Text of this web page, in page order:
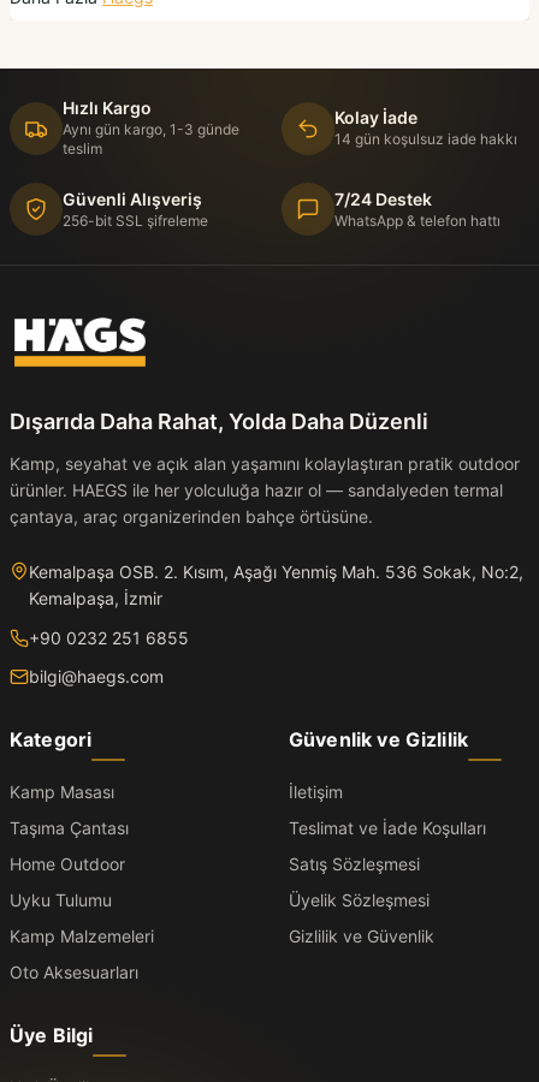
Hızlı Kargo
Aynı gün kargo, 1-3 günde
teslim
Kolay İade
14 gün koşulsuz iade hakkı
Güvenli Alışveriş
256-bit SSL şifreleme
7/24 Destek
WhatsApp & telefon hattı
Dışarıda Daha Rahat, Yolda Daha Düzenli
Kamp, seyahat ve açık alan yaşamını kolaylaştıran pratik outdoor
ürünler. HAEGS ile her yolculuğa hazır ol — sandalyeden termal
çantaya, araç organizerinden bahçe örtüsüne.
Kemalpaşa OSB. 2. Kısım, Aşağı Yenmiş Mah. 536 Sokak, No:2,
Kemalpaşa, İzmir
+90 0232 251 6855
bilgi@haegs.com
Kategori
Kamp Masası
Taşıma Çantası
Home Outdoor
Uyku Tulumu
Kamp Malzemeleri
Oto Aksesuarları
Güvenlik ve Gizlilik
İletişim
Teslimat ve İade Koşulları
Satış Sözleşmesi
Üyelik Sözleşmesi
Gizlilik ve Güvenlik
Üye Bilgi